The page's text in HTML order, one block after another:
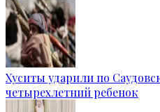
Хуситы ударили по
четырехлетний ребенок